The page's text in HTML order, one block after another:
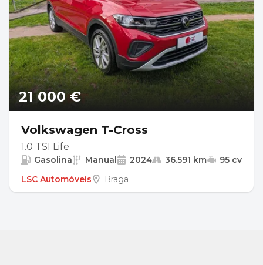
21 000 €
Volkswagen T-Cross
1.0 TSI Life
Gasolina Manual 2024 36.591 km
95 cv
LSC Automóveis
Braga